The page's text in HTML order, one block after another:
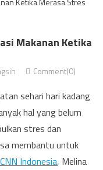
Makanan Ketika
Comment(0)
sehari hari kadang
hal yang belum
stres dan
membantu untuk
CNN Indonesia, Melina